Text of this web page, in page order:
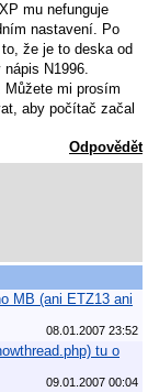
mu nefunguje
nastavení. Po
že je to deska od
N1996.
Můžete mi prosím
aby počítač začal
Odpovědět
MB (ani ETZ13 ani
08.01.2007 23:52
tu o
09.01.2007 00:04